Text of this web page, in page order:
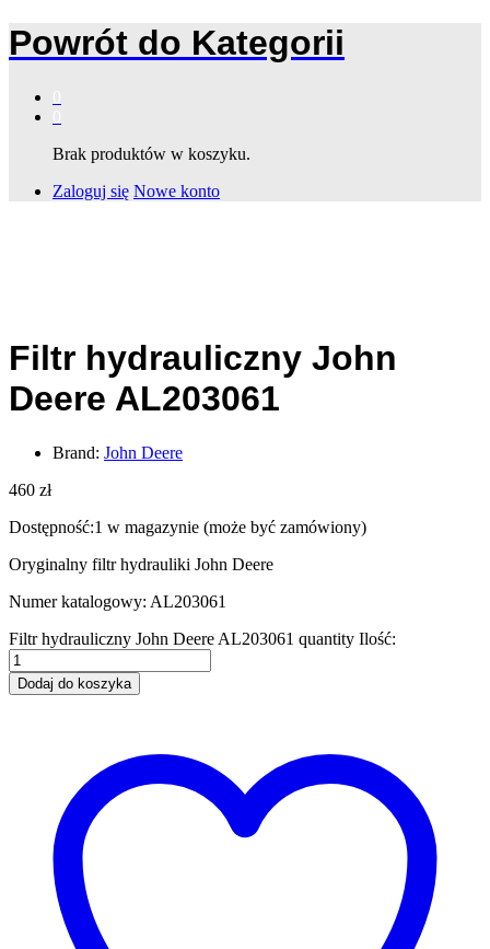
Powrót do Kategorii
Brak produktów w koszyku.
Zaloguj się Nowe konto
Filtr hydrauliczny John
Deere AL203061
Brand: John Deere
460 zł
Dostępność:1 w magazynie (może być zamówiony)
Oryginalny filtr hydrauliki John Deere
Numer katalogowy: AL203061
Filtr hydrauliczny John Deere AL203061 quantity Ilość:
Dodaj do koszyka